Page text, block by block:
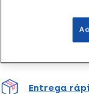
Añadir a la
Entrega